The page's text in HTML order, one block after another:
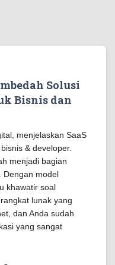
Solusi
Bisnis dan
menjelaskan SaaS
& developer.
menjadi bagian
Dengan model
khawatir soal
lunak yang
dan Anda sudah
yang sangat